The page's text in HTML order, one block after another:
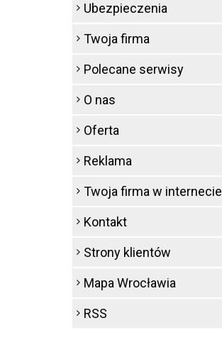
Ubezpieczenia
Twoja firma
Polecane serwisy
O nas
Oferta
Reklama
Twoja firma w internecie
Kontakt
Strony klientów
Mapa Wrocławia
RSS